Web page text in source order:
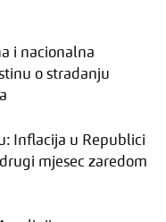
i nacionalna
o stradanju
Inflacija u Republici
mjesec zaredom